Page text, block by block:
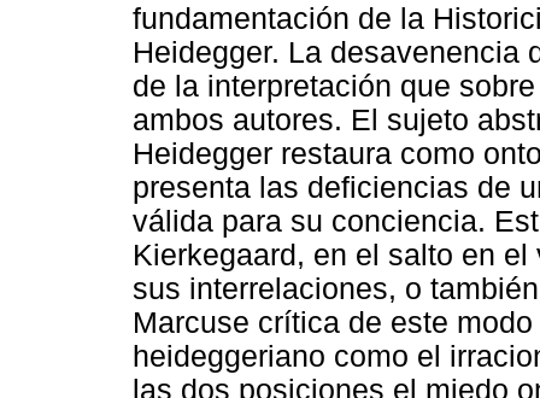
fundamentación de la
Heidegger. La desavenencia
de la interpretación que
ambos autores. El sujeto
Heidegger restaura como
presenta las deficiencias de
válida para su conciencia.
Kierkegaard, en el salto en
sus interrelaciones, o
Marcuse crítica de este
heideggeriano como el
las dos posiciones el miedo